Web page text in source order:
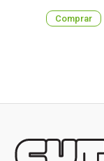
Comprar